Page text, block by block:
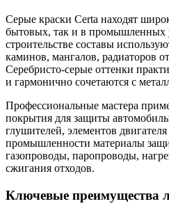
Серые краски Certa находят
бытовых, так и в промышленных
строительстве составы
каминов, мангалов, радиаторов
Серебристо-серые оттенки
и гармонично сочетаются с
Профессиональные мастера
покрытия для защиты
глушителей, элементов
промышленности материалы
газопроводы, паропроводы,
сжигания отходов.
Ключевые преимущества